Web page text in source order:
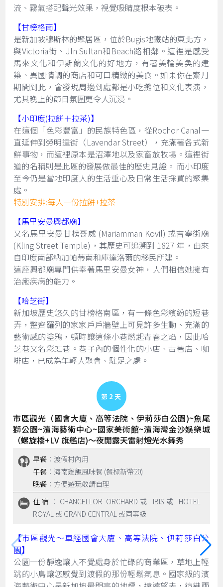
流、霧氣搭配聲光效果，視覺吸睛度根本破表。
【甘榜格南】
是新加坡穆斯林的聚居區，位於Bugis地鐵站的東北方，
與Victoria街、Jln Sultan和Beach路相鄰。這裡是感受
馬來文化和伊斯蘭文化的好地方，有著美輪美奐的建
築、異國情調的商店和可口精緻的美食。如果你在齋月
期間到此，會發現周邊到處都是小吃攤位和文化表演，
尤其晚上的節日氛圍更令人沉浸。
【小印度(拉餅＋拉茶)】
在這個「色彩豐富」的民族特色區，從Rochor Canal一
直延伸到勞明達街（Lavendar Street），充滿著各式新
鮮事物，而這裡原本是沼澤地以及家畜放牧場。這裡街
道的名稱則是此區的發展做最佳的歷史見證。 而小印度
至今仍是當地印度人的生活重心及日常生活採買的聚集
處。
特別安排:每人一份拉餅+拉茶
【馬里安曼興都廟】
又名馬里安曼甘榜哥威 (Mariamman Kovil) 或吉寧街廟
(Kling Street Temple)，其歷史可追溯到 1827 年，由來
自印度南部納加帕蒂南和庫達洛爾的移民所建。
這座興都廟專門供奉著馬里安曼女神，人們相信她擁有
治癒疾病的能力。
【哈芝街】
新加坡歷史悠久的甘榜格南區，有一條色彩繽紛的短巷
弄，整齊羅列的家家戶戶牆壁上可見許多生動、充滿的
藝術感的塗鴉，頓時讓這條小巷燃起青春之焰，因此哈
芝巷又名彩虹巷。巷子內的個性化的小店、古著店、咖
啡店，已成為年輕人聚會、駐足之處。
Day 2
市區觀光（國會大廈、高等法院、伊莉莎白公園)~魚尾
獅公園~濱海藝術中心~國家美術館~濱海灣金沙娛樂城
（螺旋橋+LV 旗艦店)～夜閒露天雷射燈光水舞秀
早餐 ：渡假村內用
午餐 ：海南雞飯風味餐 (餐標新幣20)
晚餐 ：方便遊玩敬請自理
住宿 ：CHANCELLOR ORCHARD或 IBIS或 HOTEL
ROYAL 或 GRAND CENTRAL 或同等級
【市區觀光～車經國會大廈、高等法院、伊莉莎白公
園】
公園一份靜逸讓人不覺處身於忙碌的商業區，草地上輕
跳的小鳥讓您感覺到渡假的那份輕鬆氣息。國家級的濱